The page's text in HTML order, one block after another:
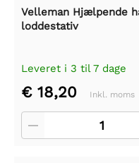
Velleman Hjælpende
loddestativ
Leveret i 3 til 7 dage
€ 18,20 Inkl. moms